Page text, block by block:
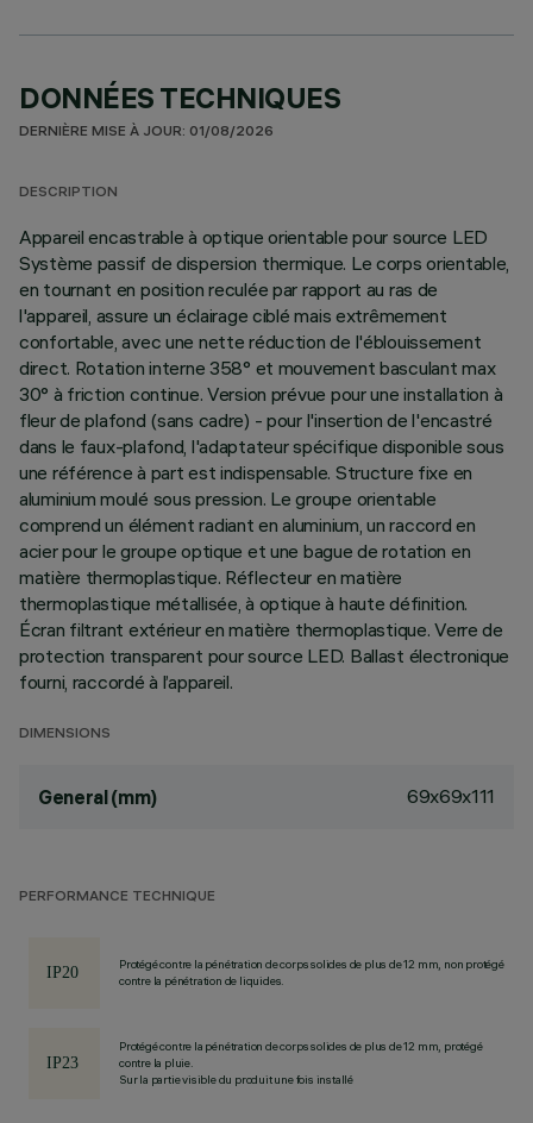
DONNÉES TECHNIQUES
DERNIÈRE MISE À JOUR: 01/08/2026
DESCRIPTION
Appareil encastrable à optique orientable pour source LED
Système passif de dispersion thermique. Le corps orientable,
en tournant en position reculée par rapport au ras de
l'appareil, assure un éclairage ciblé mais extrêmement
confortable, avec une nette réduction de l'éblouissement
direct. Rotation interne 358° et mouvement basculant max
30° à friction continue. Version prévue pour une installation à
fleur de plafond (sans cadre) - pour l'insertion de l'encastré
dans le faux-plafond, l'adaptateur spécifique disponible sous
une référence à part est indispensable. Structure fixe en
aluminium moulé sous pression. Le groupe orientable
comprend un élément radiant en aluminium, un raccord en
acier pour le groupe optique et une bague de rotation en
matière thermoplastique. Réflecteur en matière
thermoplastique métallisée, à optique à haute définition.
Écran filtrant extérieur en matière thermoplastique. Verre de
protection transparent pour source LED. Ballast électronique
fourni, raccordé à l’appareil.
DIMENSIONS
General (mm) 69x69x111
PERFORMANCE TECHNIQUE
Protégé contre la pénétration de corps solides de plus de 12 mm, non protégé
contre la pénétration de liquides.
Protégé contre la pénétration de corps solides de plus de 12 mm, protégé
contre la pluie.
Sur la partie visible du produit une fois installé